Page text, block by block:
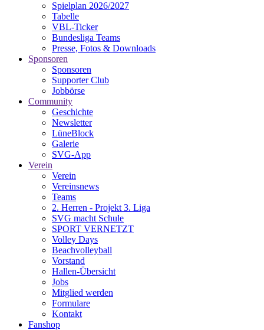
Spielplan 2026/2027
Tabelle
VBL-Ticker
Bundesliga Teams
Presse, Fotos & Downloads
Sponsoren
Sponsoren
Supporter Club
Jobbörse
Community
Geschichte
Newsletter
LüneBlock
Galerie
SVG-App
Verein
Verein
Vereinsnews
Teams
2. Herren - Projekt 3. Liga
SVG macht Schule
SPORT VERNETZT
Volley Days
Beachvolleyball
Vorstand
Hallen-Übersicht
Jobs
Mitglied werden
Formulare
Kontakt
Fanshop